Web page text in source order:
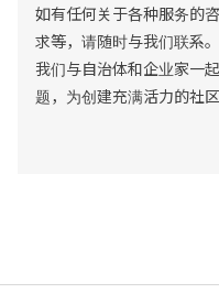
如有任何关于各种服务的
求等，请随时与我们联系。
我们与自治体和企业家一
题，为创建充满活力的社区